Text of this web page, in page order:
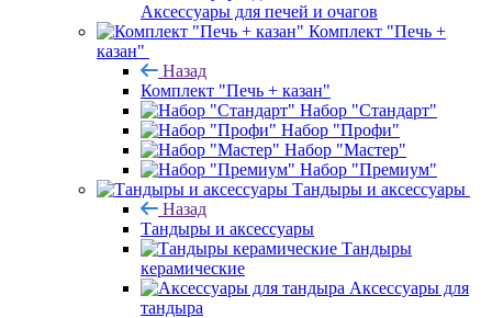
Аксессуары для печей и очагов
Комплект "Печь +
казан"
Назад
Комплект "Печь + казан"
Набор "Стандарт"
Набор "Профи"
Набор "Мастер"
Набор "Премиум"
Тандыры и аксессуары
Назад
Тандыры и аксессуары
Тандыры
керамические
Аксессуары для
тандыра